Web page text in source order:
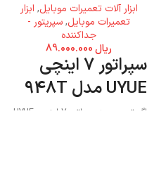
ابزار آلات تعمیرات موبایل, ابزار
تعمیرات موبایل,سپریتور -
جداکننده
ریال
سپراتور 7 اینچی
UYUE مدل 948T
اگر تصمیم به سپراتور 7 اینچی UYUE